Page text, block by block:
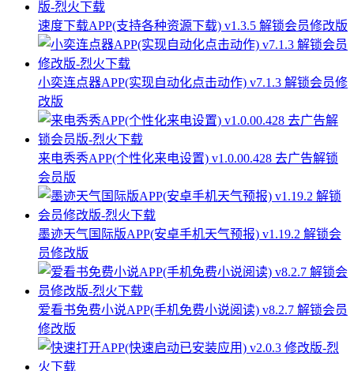
速度下载APP(支持各种资源下载) v1.3.5 解锁会员修改版
小奕连点器APP(实现自动化点击动作) v7.1.3 解锁会员修
改版
来电秀秀APP(个性化来电设置) v1.0.00.428 去广告解锁
会员版
墨迹天气国际版APP(安卓手机天气预报) v1.19.2 解锁会
员修改版
爱看书免费小说APP(手机免费小说阅读) v8.2.7 解锁会员
修改版